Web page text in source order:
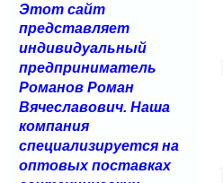
Этот сайт
представляет
индивидуальный
предприниматель
Романов Роман
Вячеславович. Наша
компания
специализируется на
оптовых поставках